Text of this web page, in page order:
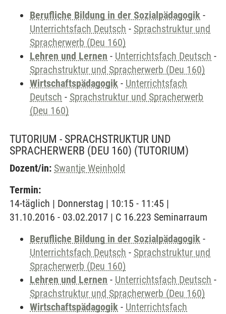
Berufliche Bildung in der Sozialpädagogik -
Unterrichtsfach Deutsch - Sprachstruktur und
Spracherwerb (Deu 160)
Lehren und Lernen - Unterrichtsfach Deutsch -
Sprachstruktur und Spracherwerb (Deu 160)
Wirtschaftspädagogik - Unterrichtsfach
Deutsch - Sprachstruktur und Spracherwerb
(Deu 160)
TUTORIUM - SPRACHSTRUKTUR UND
SPRACHERWERB (DEU 160) (TUTORIUM)
Dozent/in: Swantje Weinhold
Termin:
14-täglich | Donnerstag | 10:15 - 11:45 |
31.10.2016 - 03.02.2017 | C 16.223 Seminarraum
Berufliche Bildung in der Sozialpädagogik -
Unterrichtsfach Deutsch - Sprachstruktur und
Spracherwerb (Deu 160)
Lehren und Lernen - Unterrichtsfach Deutsch -
Sprachstruktur und Spracherwerb (Deu 160)
Wirtschaftspädagogik - Unterrichtsfach